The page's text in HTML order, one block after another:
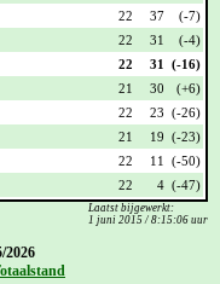
22 37
(-7)
22 31
(-4)
22 31
(-16)
21 30
(+6)
22 23 (-26)
21 19 (-23)
22 11
(-50)
22 4 (-47)
Laatst bijgewerkt:
1 juni 2015 / 8:15:06 uur
2026